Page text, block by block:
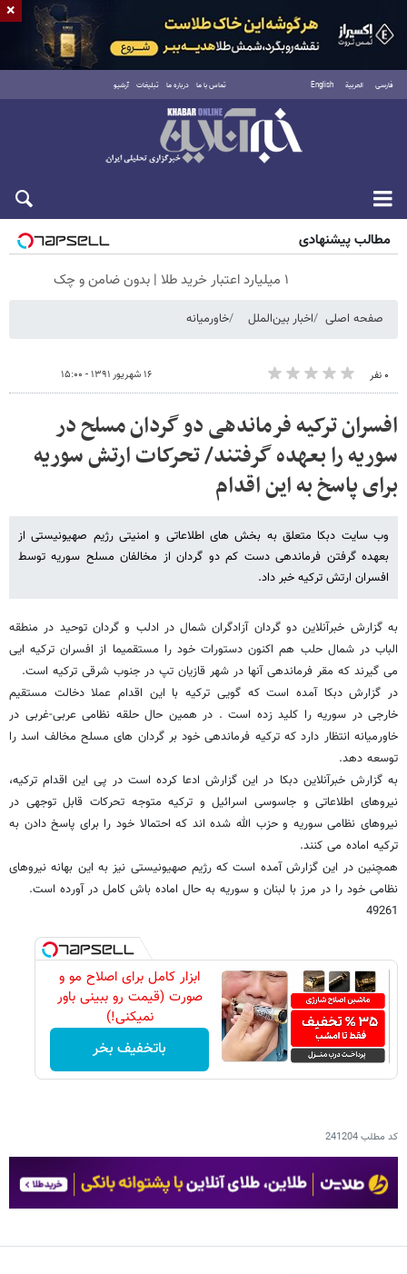
فارسی العربية English تماس با ما درباره ما تبلیغات آرشیو
شنبه ۱۷ مرداد ۱۴۰۵
مطالب پیشنهادی
۱ میلیارد اعتبار خرید طلا | بدون ضامن و چک
صفحه اصلی اخبار بین‌الملل خاورمیانه
۰ نفر ۱۶ شهریور ۱۳۹۱ - ۱۵:۰۰
افسران ترکیه فرماندهی دو گردان مسلح در
سوریه را بعهده گرفتند/ تحرکات ارتش سوریه
برای پاسخ به این اقدام
وب سایت دبکا متعلق به بخش های اطلاعاتی و امنیتی رژیم صهیونیستی از
بعهده گرفتن فرماندهی دست کم دو گردان از مخالفان مسلح سوریه توسط
افسران ارتش ترکیه خبر داد.
به گزارش خبرآنلاین دو گردان آزادگران شمال در ادلب و گردان توحید در منطقه
الباب در شمال حلب هم اکنون دستورات خود را مستقمیما از افسران ترکیه ایی
می گیرند که مقر فرماندهی آنها در شهر قازیان تپ در جنوب شرقی ترکیه است.
در گزارش دبکا آمده است که گویی ترکیه با این اقدام عملا دخالت مستقیم
خارجی در سوریه را کلید زده است . در همین حال حلقه نظامی عربی-غربی در
خاورمیانه انتظار دارد که ترکیه فرماندهی خود بر گردان های مسلح مخالف اسد را
توسعه دهد.
به گزارش خبرآنلاین دبکا در این گزارش ادعا کرده است در پی این اقدام ترکیه،
نیروهای اطلاعاتی و جاسوسی اسرائیل و ترکیه متوجه تحرکات قابل توجهی در
نیروهای نظامی سوریه و حزب الله شده اند که احتمالا خود را برای پاسخ دادن به
ترکیه اماده می کنند.
همچنین در این گزارش آمده است که رژیم صهیونیستی نیز به این بهانه نیروهای
نظامی خود را در مرز با لبنان و سوریه به حال اماده باش کامل در آورده است.
49261
ابزار کامل برای اصلاح مو و
صورت (قیمت رو ببینی باور
نمیکنی!)
باتخفیف بخر
کد مطلب241204
×